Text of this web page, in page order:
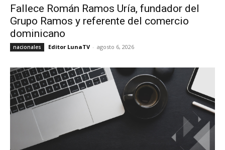
Fallece Román Ramos Uría, fundador del
Grupo Ramos y referente del comercio
dominicano
nacionales Editor LunaTV - agosto 6, 2026